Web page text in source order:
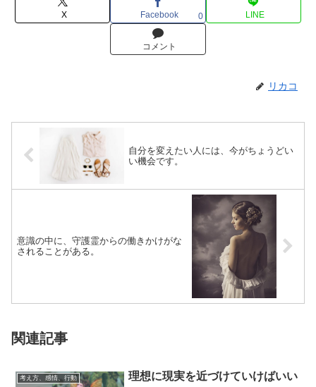
X Facebook 0 LINE
コメント
リカコ
自分を変えたい人には、今がちょうどい
い機会です。
意識の中に、守護霊からの働きかけがな
されることがある。
関連記事
考え方、感情、行動 理想に現実を近づけていけばいい